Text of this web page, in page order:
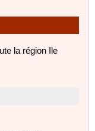
la région Ile